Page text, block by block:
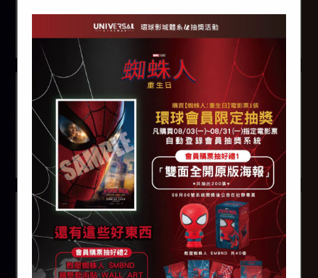
2026.08.05
🎁 《你的名字。》十
週年特別重映 #第三
週 影城觀影特典 🎁
2026.08.05
🎁 《電影蠟筆小新：
奇奇怪怪！我的妖怪
假期》#首週 影城隨
票贈 🎁